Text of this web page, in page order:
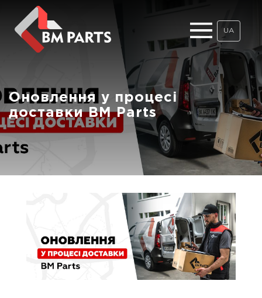
UA
Оновлення у процесі
доставки BM Parts